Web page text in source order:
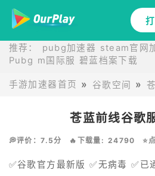
推荐： pubg加速器 steam官网
Pubg m国际服 碧蓝档案下载
手游加速器首页 谷歌空间
苍蓝前线谷歌
💭评价：7.5分 🔥下载量: 24790 ⭐
✅谷歌官方最新版 ✅无病毒 ✅已